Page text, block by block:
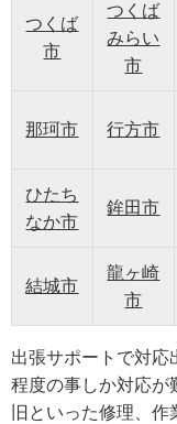
つくば
市
つくば
みらい
市
那珂市 行方市
ひたち
なか市
鉾田市
結城市
龍ヶ崎
市
出張サポートで対応
程度の事しか対応が
旧といった修理、